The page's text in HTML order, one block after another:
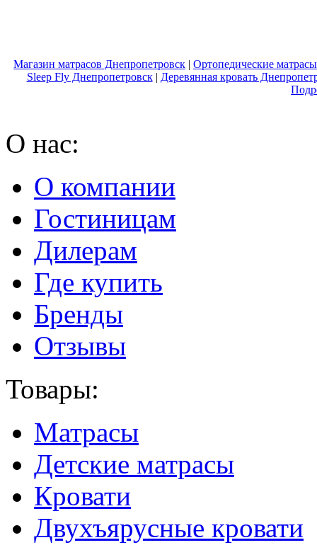
Магазин матрасов Днепропетровск | Ортопедические
Sleep Fly Днепропетровск| Деревянная кровать
О нас:
О компании
Гостиницам
Дилерам
Где купить
Бренды
Отзывы
Товары:
Матрасы
Детские матрасы
Кровати
Двухъярусные кровати